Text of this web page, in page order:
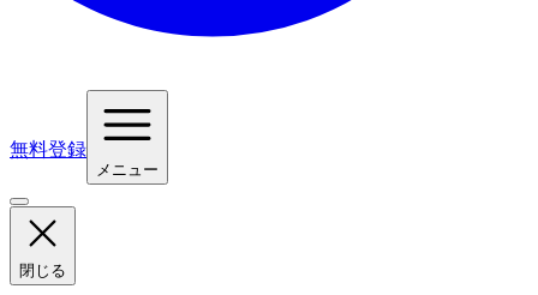
無料登録
メニュー
閉じる